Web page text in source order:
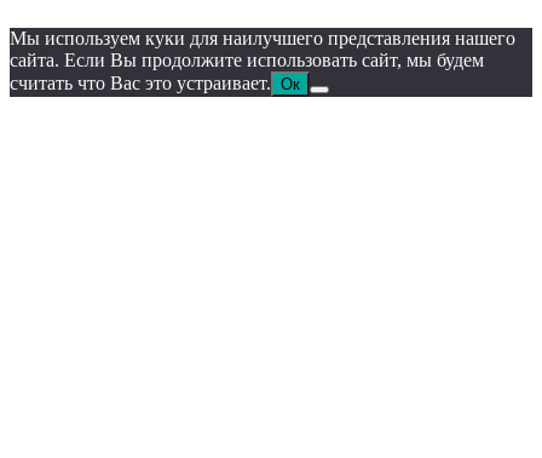
Мы используем куки для наилучшего представления нашего
сайта. Если Вы продолжите использовать сайт, мы будем
считать что Вас это устраивает. Ок